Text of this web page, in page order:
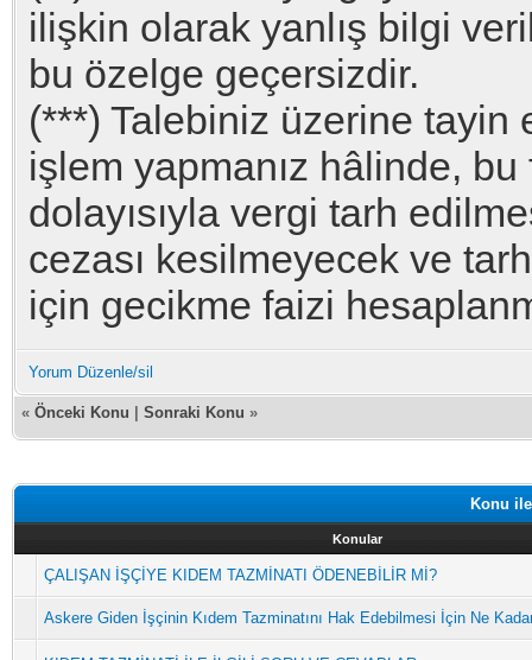
ilişkin olarak yanlış bilgi
bu özelge geçersizdir.
(***) Talebiniz üzerine
işlem yapmanız hâlinde,
dolayısıyla vergi tarh
cezası kesilmeyecek ve
için gecikme faizi
Yorum Düzenle/sil
« Önceki Konu Sonraki Konu »
Konu
Konular
ÇALIŞAN İŞÇİYE KIDEM TAZMİNATI ÖDENEBİLİR Mİ?
Askere Giden İşçinin Kıdem Tazminatını Hak Edebilmesi İçin Ne